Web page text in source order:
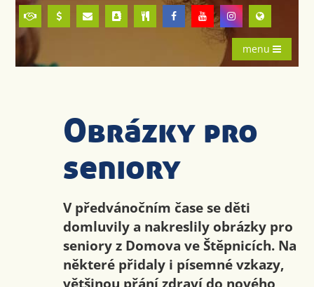
menu
Obrázky pro
seniory
V předvánočním čase se děti
domluvily a nakreslily obrázky pro
seniory z Domova ve Štěpnicích. Na
některé přidaly i písemné vzkazy,